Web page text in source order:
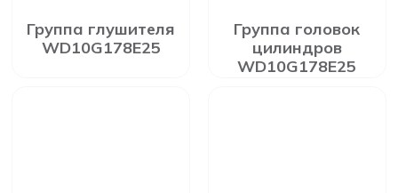
Группа глушителя
WD10G178E25
Группа головок
цилиндров
WD10G178E25